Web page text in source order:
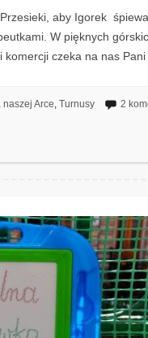
aby Igorek
W pięknych
komercji czeka na nas
Arce, Turnusy 2